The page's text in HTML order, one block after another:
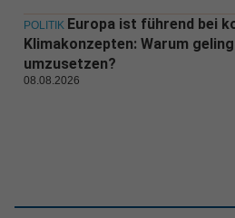
POLITIK Europa ist führend bei
Klimakonzepten: Warum
umzusetzen?
08.08.2026